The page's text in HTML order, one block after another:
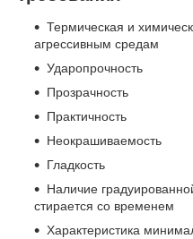
Термическая и
агрессивным средам
Ударопрочность
Прозрачность
Практичность
Неокрашиваемость
Гладкость
Наличие
стирается со временем
Характеристика